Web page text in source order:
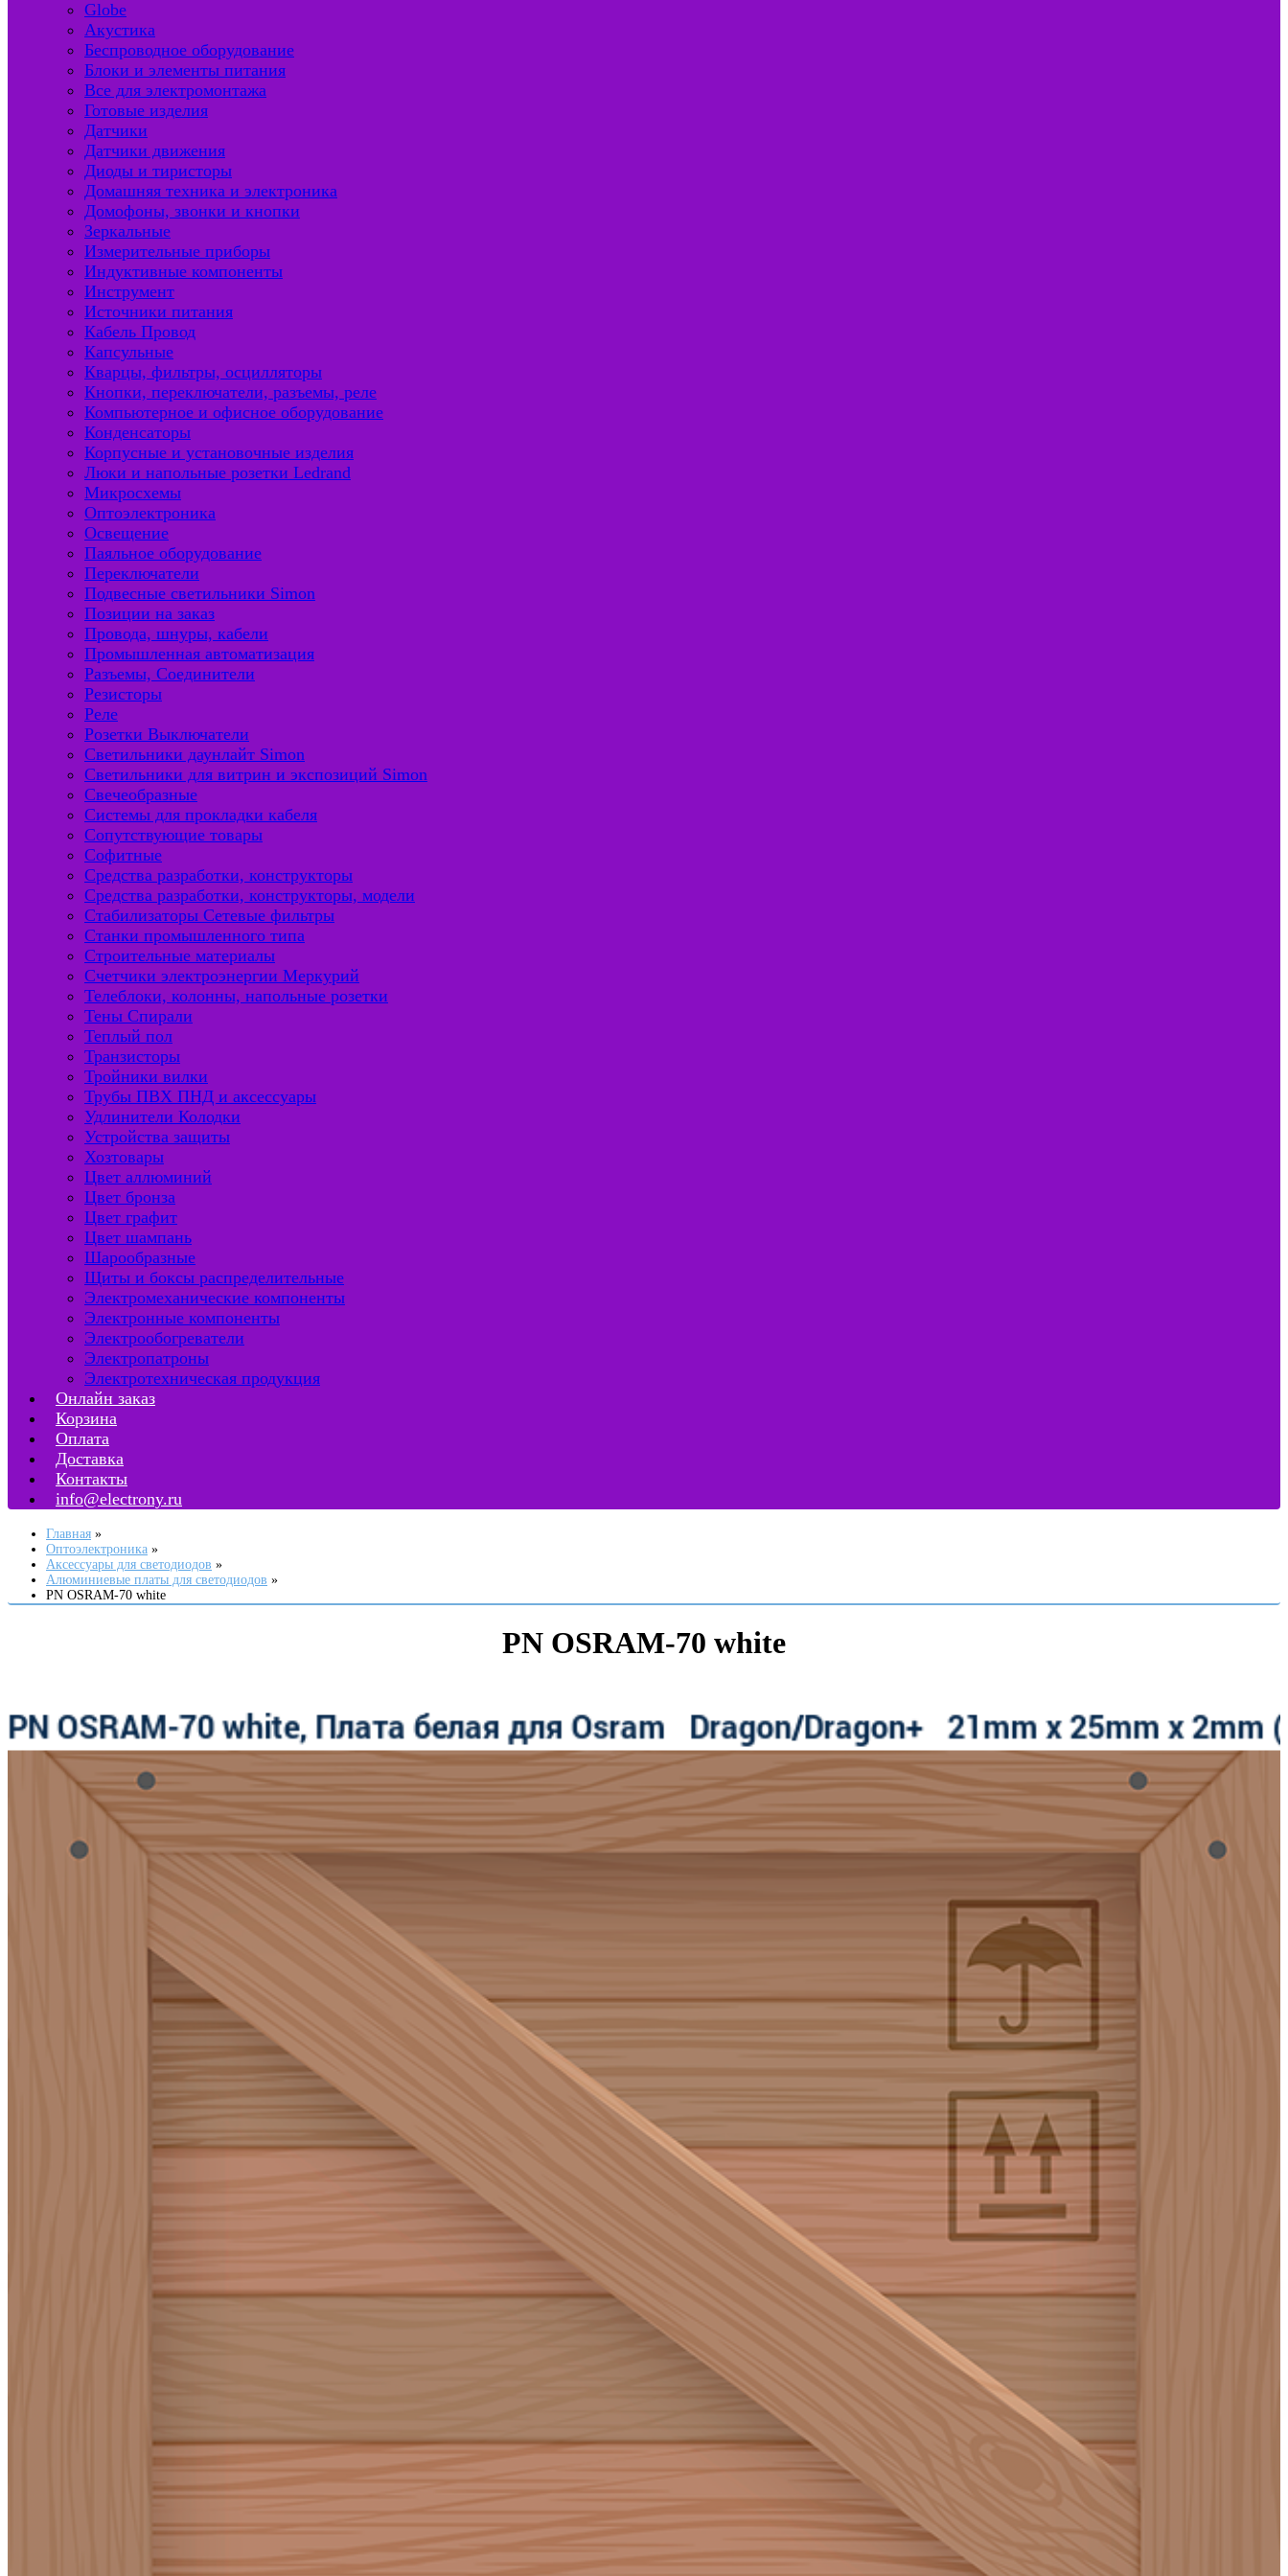
Globe
Акустика
Беспроводное оборудование
Блоки и элементы питания
Все для электромонтажа
Готовые изделия
Датчики
Датчики движения
Диоды и тиристоры
Домашняя техника и электроника
Домофоны, звонки и кнопки
Зеркальные
Измерительные приборы
Индуктивные компоненты
Инструмент
Источники питания
Кабель Провод
Капсульные
Кварцы, фильтры, осцилляторы
Кнопки, переключатели, разъемы, реле
Компьютерное и офисное оборудование
Конденсаторы
Корпусные и установочные изделия
Люки и напольные розетки Ledrand
Микросхемы
Оптоэлектроника
Освещение
Паяльное оборудование
Переключатели
Подвесные светильники Simon
Позиции на заказ
Провода, шнуры, кабели
Промышленная автоматизация
Разъемы, Соединители
Резисторы
Реле
Розетки Выключатели
Светильники даунлайт Simon
Светильники для витрин и экспозиций Simon
Свечеобразные
Системы для прокладки кабеля
Сопутствующие товары
Софитные
Средства разработки, конструкторы
Средства разработки, конструкторы, модели
Стабилизаторы Сетевые фильтры
Станки промышленного типа
Строительные материалы
Счетчики электроэнергии Меркурий
Телеблоки, колонны, напольные розетки
Тены Спирали
Теплый пол
Транзисторы
Тройники вилки
Трубы ПВХ ПНД и аксессуары
Удлинители Колодки
Устройства защиты
Хозтовары
Цвет аллюминий
Цвет бронза
Цвет графит
Цвет шампань
Шарообразные
Щиты и боксы распределительные
Электромеханические компоненты
Электронные компоненты
Электрообогреватели
Электропатроны
Электротехническая продукция
Онлайн заказ
Корзина
Оплата
Доставка
Контакты
info@electrony.ru
Главная
Оптоэлектроника
Аксессуары для светодиодов
Алюминиевые платы для светодиодов
PN OSRAM-70 white
PN OSRAM-70 white